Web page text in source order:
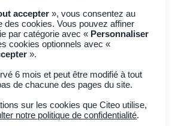
English
Filtres 2
accepter », vous consentez au
des cookies. Vous pouvez affiner
par catégorie avec « Personnaliser
cookies optionnels avec «
».
6 mois et peut être modifié à tout
de chacune des pages du site.
sur les cookies que Citeo utilise,
notre politique de confidentialité.